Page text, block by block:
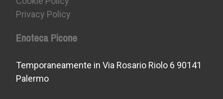
Privacy Policy
Enoteca Picone
Temporaneamente in Via Rosario Riolo 6 90141
Palermo